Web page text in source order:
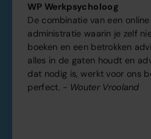
WP Werkpsycholoog
De combinatie van een online
administratie waarin je zelf
boeken en een betrokken
alles in de gaten houdt en
dat nodig is, werkt voor ons
perfect. - Wouter Vrooland